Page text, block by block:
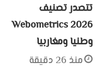
تتصدر تصنيف
Webometrics 2026
وطنيا ومغاربيا
منذ 26 دقيقة